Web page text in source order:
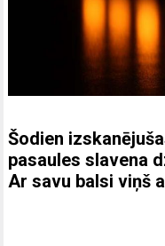
Šodien
pasaules slavena
Ar savu balsi viņš